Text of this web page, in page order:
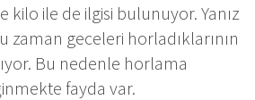
kilo ile de ilgisi bulunuyor. Yanız
zaman geceleri horladıklarının
Bu nedenle horlama
fayda var.